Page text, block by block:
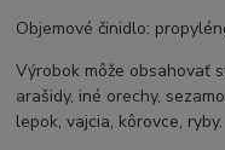
Objemové činidlo:
Výrobok môže obsahovať
arašidy, iné orechy,
lepok, vajcia, kôrovce, ryby.